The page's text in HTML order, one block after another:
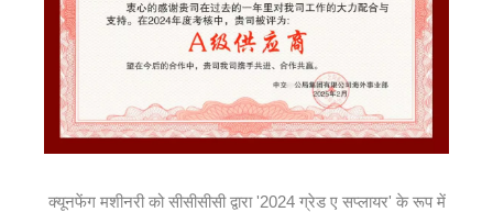
क्यूनफेंग मशीनरी को सीसीसीसी द्वारा '2024 ग्रेड ए सप्लायर' के रूप में